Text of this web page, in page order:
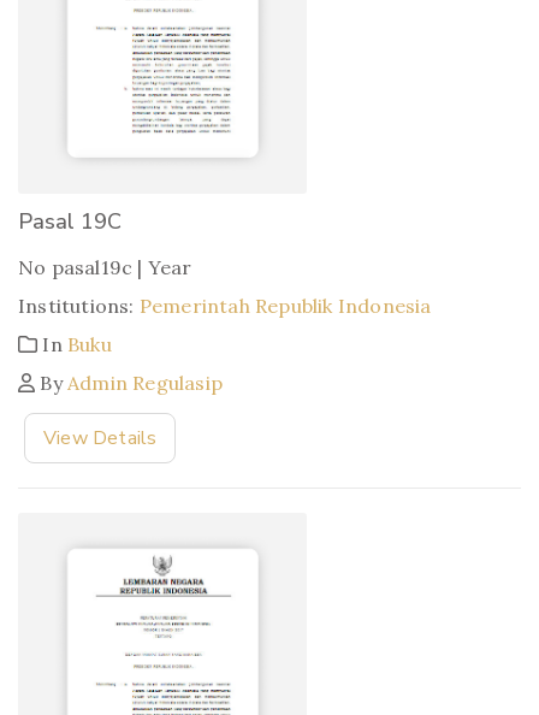
Pasal 19C
No pasal19c | Year
Institutions: Pemerintah Republik Indonesia
In Buku
ByAdmin Regulasip
View Details